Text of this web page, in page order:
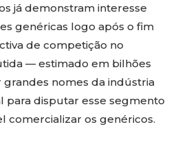
já demonstram interesse
genéricas logo após o fim
de competição no
— estimado em bilhões
nomes da indústria
para disputar esse segmento
comercializar os genéricos.